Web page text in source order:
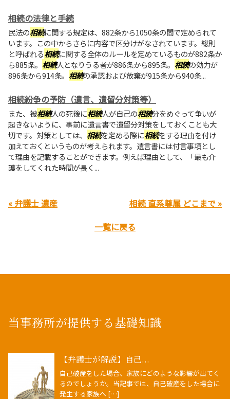
相続の法律と手続
民法の相続に関する規定は、882条から1050条の間で定められて
います。この中からさらに内容で区分けがなされています。総則
と呼ばれる相続に関する全体のルールを定めているものが882条か
ら885条。 相続人となりうる者が886条から895条。 相続の効力が
896条から914条。 相続の承認および放棄が915条から940条...
相続紛争の予防（遺言、遺留分対策等）
また、被相続人の死後に相続人が自己の相続分をめぐって争いが
起きないように、事前に遺言書で遺留分対策をしておくことも大
切です。対策としては、 相続を定める際に相続をする理由を付け
加えておくというものが考えられます。遺言書には付言事項とし
て理由を記載することができます。例えば理由として、「最も介
護をしてくれた時間が長く...
« 弁護士 遺産
相続 直系尊属 どこまで »
一覧に戻る
当事務所が提供する基礎知識
【弁護士が解説】自己...
自己破産をした場合、家族にどのような影響が出てく
るのでしょうか。当記事では、自己破産をした場合に
発生する家族へ […]